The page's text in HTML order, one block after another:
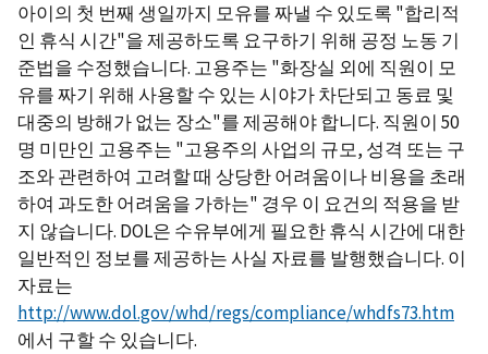
아이의 첫 번째 생일까지 모유를 짜낼 수 있도록 "합리적
인 휴식 시간"을 제공하도록 요구하기 위해 공정 노동 기
준법을 수정했습니다. 고용주는 "화장실 외에 직원이 모
유를 짜기 위해 사용할 수 있는 시야가 차단되고 동료 및
대중의 방해가 없는 장소"를 제공해야 합니다. 직원이 50
명 미만인 고용주는 "고용주의 사업의 규모, 성격 또는 구
조와 관련하여 고려할 때 상당한 어려움이나 비용을 초래
하여 과도한 어려움을 가하는" 경우 이 요건의 적용을 받
지 않습니다. DOL은 수유부에게 필요한 휴식 시간에 대한
일반적인 정보를 제공하는 사실 자료를 발행했습니다. 이
자료는
http://www.dol.gov/whd/regs/compliance/whdfs73.htm
에서 구할 수 있습니다.